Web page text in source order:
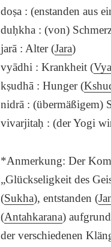
doṣa : (enstanden aus
duḥkha : (von)
jarā : Alter (Jara)
vyādhi : Krankheit (
kṣudhā : Hunger (
nidrā : (übermäßigem)
vivarjitaḥ : (der Yogi
*Anmerkung: Der
„Glückseligkeit des
(Sukha), entstanden (
(Antahkarana)
der verschiedenen